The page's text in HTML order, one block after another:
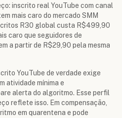
inscrito real YouTube com canal
mais caro do mercado SMM
R30 global custa R$499,90
caro que seguidores de
a partir de R$29,90 pela mesma
YouTube de verdade exige
atividade mínima e
alerta do algoritmo. Esse perfil
reflete isso. Em compensação,
em quarentena e pode